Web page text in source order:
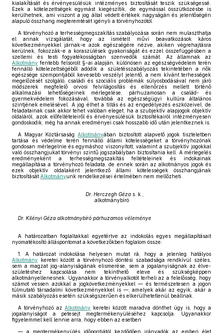
kialakítását és érvényesülésük intézményes biztosítását teszik szükségessé.
Ezek a kötelezettségek egymást kiegészítik, de egymással összütközésbe is
kerülhetnek, ami viszont a jog által védett értékek nagyságán és jelentőségén
alapuló összhang megteremtését igényli a törvényhozótól.
A törvényhozó a terhességmegszakítás szabályozása során nem mulaszthatja
el annak vizsgálatát, hogy az ismételt művi beavatkozások káros
következményekkel járnak-e azok egészségére nézve, akiken végrehajtásra
kerülnek, fokozzák-e a koraszülések gyakoriságát és ezzel összefüggésben a
szellemi és testi fogyatékosságban szenvedők számát. Az államnak az
Alkotmány fentebb felsorolt §-ai alapján, különösen az egészségvédelem terén
fennálló kötelezettségéből adódik a születésszabályozás tekintetében a nők
egészsége szempontjából kevesebb veszélyt jelentő, a nem kívánt terhességek
megelőzését szolgáló, családi és szociális problémák súlyosbodásával nem járó
módszerek megfelelő orvosi felvilágosítás és ellenőrzés mellett történő
alkalmazási lehetőségeinek mérlegelése, párhuzamosan a család- és
gyermekvédelem fokozásával, továbbá az egészségügyi kultúra általános
szintjének emelésével. A jog élhet a tiltás és az engedélyezés eszközeivel, de
feladatainak csak akkor tehet valóban eleget, ha a szubjektív alapjogok objektív
oldaláról, azok előfeltételeiről és érvényesülésük biztosítékairól intézményesen
gondoskodik, még ha annak eredményei csak hosszabb idő után jelentkeznek is.
A Magyar KöztársaságAlkotmányában biztosított alapvető jogok tiszteletben
tartása és védelme terén fennálló állami kötelességeket a törvényhozónak
gondosan mérlegelnie és egymáshoz viszonyított, valamint a szubjektív jogokkal
való összhangjukat törvényi szintű jogszabályban biztosítania kell. A mérlegelés
eredményeként a terhességmegszakítás feltételeinek és indokainak
megállapítása a törvényhozó feladata, de ennek során az alkotmányos jogok és
ezek objektív oldalaként jelentkező állami kötelességek összhangjának
biztosítását Alkotmányunk rendelkezései értelmében nem mellőzheti.
Dr. Herczegh Gézas. k.,
alkotmánybíró
Dr. Kilényi Géza alkotmánybíró párhuzamos véleménye
A határozatban foglaltakkal egyetértve az indokolás egyes megállapításait
nyomatékosító álláspontomat a következőkben foglalom össze:
1. A határozat indokolása helyesen mutat rá, hogy a jelenleg hatályos
Alkotmány keretei között a törvényhozó döntési szabadsága rendkívül széles,
sem a magzat jog-alanyiságának elismerése, sem a jogalanyiságnak az élve-
születéshez kapcsolása nem tekinthető eleve és szükségképpen
alkotmányellenesnek. Ugyanakkor a törvényalkotót terheli az a felelősség, hogy
számot vessen azokkal a jogkövetkezményekkel — és természetesen a jogon
túlmutató társadalmi következményekkel is —, amelyek akár az egyik, akár a
másik szabályozás esetén szükségszerűen és elkerülhetetlenül beállnak.
A törvényhozó az Alkotmány keretei között maradva dönthet úgy is, hogy a
jogalanyiságot a petesejt megtermékenyüléséhez kapcsolja. Ugyanakkor
figyelemmel kell lennie arra, hogy ebben az esetben
— a megtermékenyülés időpontjától kezdődően irányadók az emberi élet